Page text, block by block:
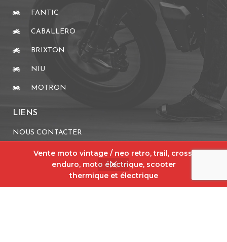
Vente moto vintage / neo retro, trail, cross,
enduro, moto électrique, scooter
thermique et électrique
FANTIC
CABALLERO
BRIXTON
NIU
MOTRON
LIENS
NOUS CONTACTER
MENTIONS LÉGALES